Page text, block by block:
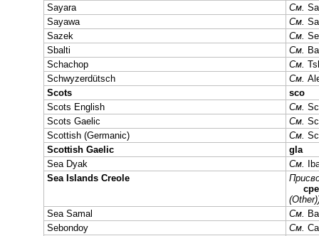
Sayara
См.
Sayawa
См.
Sazek
См.
Sbalti
См.
Schachop
См.
Schwyzerdütsch
См.
Scots
sco
Scots English
См.
Scots Gaelic
См.
Scottish (Germanic)
См.
Scottish Gaelic
gla
Sea Dyak
См.
Sea Islands Creole
cpe
Sea Samal
См.
Sebondoy
См.